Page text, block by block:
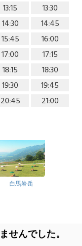
13:15
13:30
14:30
14:45
15:45
16:00
17:00
17:15
18:15
18:30
19:30
19:45
20:45 21:00
白馬岩岳